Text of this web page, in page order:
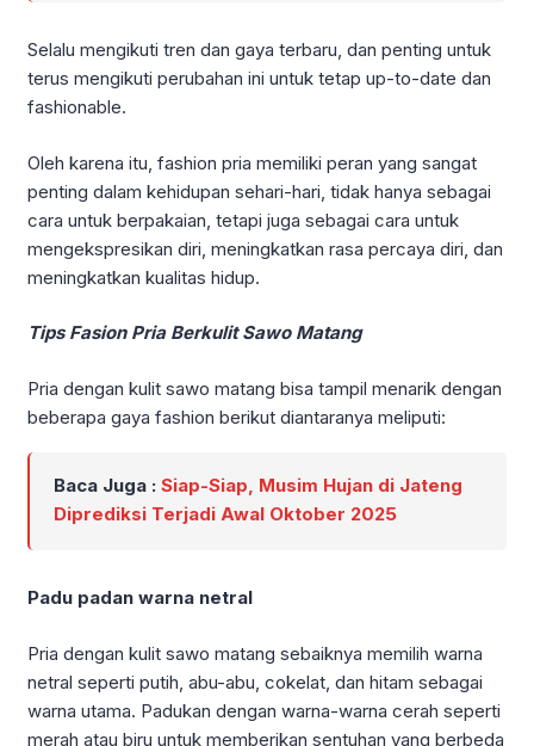
Selalu mengikuti tren dan gaya terbaru, dan penting untuk
terus mengikuti perubahan ini untuk tetap up-to-date dan
fashionable.
Oleh karena itu, fashion pria memiliki peran yang sangat
penting dalam kehidupan sehari-hari, tidak hanya sebagai
cara untuk berpakaian, tetapi juga sebagai cara untuk
mengekspresikan diri, meningkatkan rasa percaya diri, dan
meningkatkan kualitas hidup.
Tips Fasion Pria Berkulit Sawo Matang
Pria dengan kulit sawo matang bisa tampil menarik dengan
beberapa gaya fashion berikut diantaranya meliputi:
Baca Juga : Siap-Siap, Musim Hujan di Jateng
Diprediksi Terjadi Awal Oktober 2025
Padu padan warna netral
Pria dengan kulit sawo matang sebaiknya memilih warna
netral seperti putih, abu-abu, cokelat, dan hitam sebagai
warna utama. Padukan dengan warna-warna cerah seperti
merah atau biru untuk memberikan sentuhan yang berbeda